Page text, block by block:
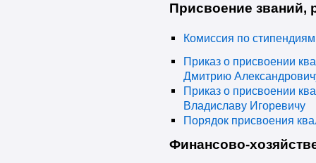
Присвоение званий,
Комиссия по
Приказ о присвоении
Дмитрию
Приказ о присвоении
Владиславу Игоревичу
Порядок присвоения
Финансово-